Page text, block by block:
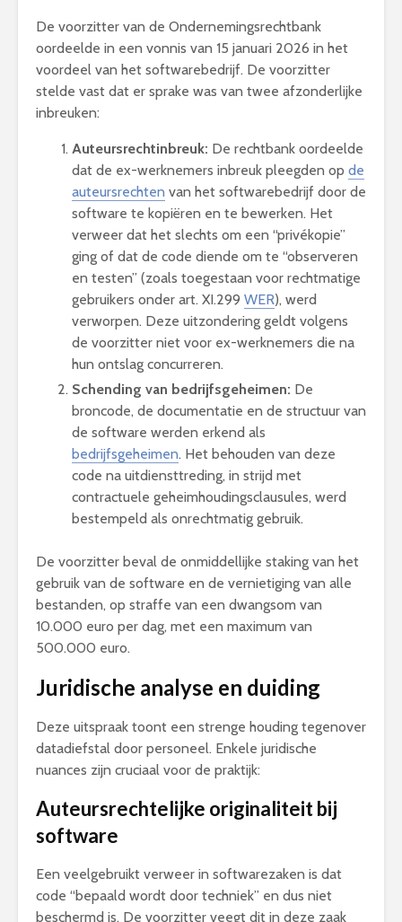
De voorzitter van de Ondernemingsrechtbank
oordeelde in een vonnis van 15 januari 2026 in het
voordeel van het softwarebedrijf. De voorzitter
stelde vast dat er sprake was van twee afzonderlijke
inbreuken:
Auteursrechtinbreuk: De rechtbank oordeelde
dat de ex-werknemers inbreuk pleegden op de
auteursrechten van het softwarebedrijf door de
software te kopiëren en te bewerken. Het
verweer dat het slechts om een “privékopie”
ging of dat de code diende om te “observeren
en testen” (zoals toegestaan voor rechtmatige
gebruikers onder art. XI.299 WER), werd
verworpen. Deze uitzondering geldt volgens
de voorzitter niet voor ex-werknemers die na
hun ontslag concurreren.
Schending van bedrijfsgeheimen: De
broncode, de documentatie en de structuur van
de software werden erkend als
bedrijfsgeheimen. Het behouden van deze
code na uitdiensttreding, in strijd met
contractuele geheimhoudingsclausules, werd
bestempeld als onrechtmatig gebruik.
De voorzitter beval de onmiddellijke staking van het
gebruik van de software en de vernietiging van alle
bestanden, op straffe van een dwangsom van
10.000 euro per dag, met een maximum van
500.000 euro.
Juridische analyse en duiding
Deze uitspraak toont een strenge houding tegenover
datadiefstal door personeel. Enkele juridische
nuances zijn cruciaal voor de praktijk:
Auteursrechtelijke originaliteit bij
software
Een veelgebruikt verweer in softwarezaken is dat
code “bepaald wordt door techniek” en dus niet
beschermd is. De voorzitter veegt dit in deze zaak